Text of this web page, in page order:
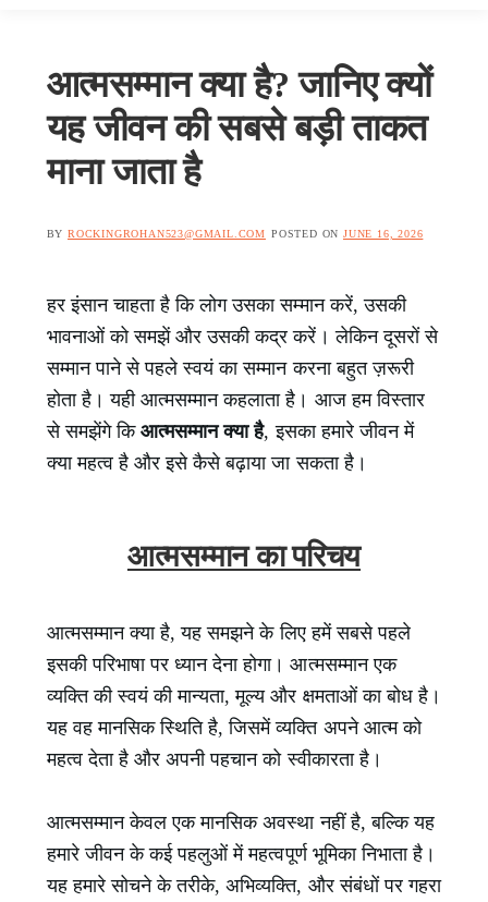
आत्मसम्मान क्या है? जानिए क्यों
यह जीवन की सबसे बड़ी ताकत
माना जाता है
BY ROCKINGROHAN523@GMAIL.COM POSTED ON JUNE 16, 2026
हर इंसान चाहता है कि लोग उसका सम्मान करें, उसकी
भावनाओं को समझें और उसकी कद्र करें। लेकिन दूसरों से
सम्मान पाने से पहले स्वयं का सम्मान करना बहुत ज़रूरी
होता है। यही आत्मसम्मान कहलाता है। आज हम विस्तार
से समझेंगे कि आत्मसम्मान क्या है, इसका हमारे जीवन में
क्या महत्व है और इसे कैसे बढ़ाया जा सकता है।
आत्मसम्मान का परिचय
आत्मसम्मान क्या है, यह समझने के लिए हमें सबसे पहले
इसकी परिभाषा पर ध्यान देना होगा। आत्मसम्मान एक
व्यक्ति की स्वयं की मान्यता, मूल्य और क्षमताओं का बोध है।
यह वह मानसिक स्थिति है, जिसमें व्यक्ति अपने आत्म को
महत्व देता है और अपनी पहचान को स्वीकारता है।
आत्मसम्मान केवल एक मानसिक अवस्था नहीं है, बल्कि यह
हमारे जीवन के कई पहलुओं में महत्वपूर्ण भूमिका निभाता है।
यह हमारे सोचने के तरीके, अभिव्यक्ति, और संबंधों पर गहरा